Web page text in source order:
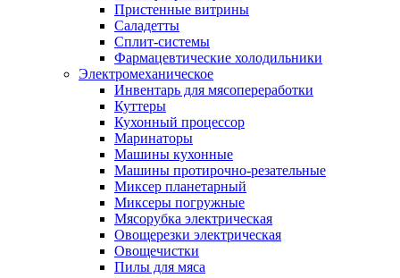
Пристенные витрины
Саладетты
Сплит-системы
Фармацевтические холодильники
Электромеханическое
Инвентарь для мясопереработки
Куттеры
Кухонный процессор
Маринаторы
Машины кухонные
Машины протирочно-резательные
Миксер планетарный
Миксеры погружные
Мясорубка электрическая
Овощерезки электрическая
Овощечистки
Пилы для мяса